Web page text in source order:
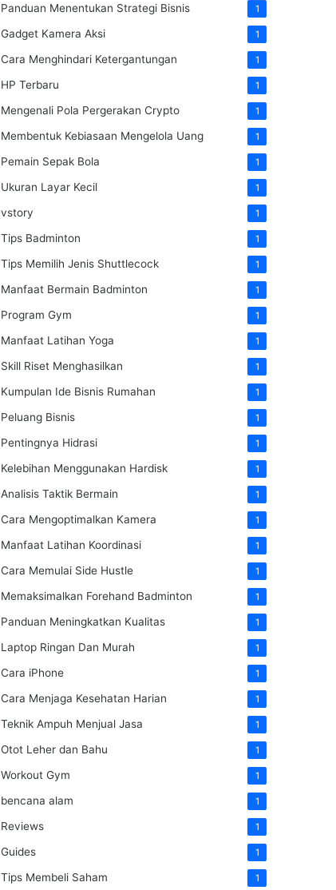
Panduan Menentukan Strategi Bisnis 1
Gadget Kamera Aksi 1
Cara Menghindari Ketergantungan 1
HP Terbaru 1
Mengenali Pola Pergerakan Crypto 1
Membentuk Kebiasaan Mengelola Uang 1
Pemain Sepak Bola 1
Ukuran Layar Kecil 1
vstory 1
Tips Badminton 1
Tips Memilih Jenis Shuttlecock 1
Manfaat Bermain Badminton 1
Program Gym 1
Manfaat Latihan Yoga 1
Skill Riset Menghasilkan 1
Kumpulan Ide Bisnis Rumahan 1
Peluang Bisnis 1
Pentingnya Hidrasi 1
Kelebihan Menggunakan Hardisk 1
Analisis Taktik Bermain 1
Cara Mengoptimalkan Kamera 1
Manfaat Latihan Koordinasi 1
Cara Memulai Side Hustle 1
Memaksimalkan Forehand Badminton 1
Panduan Meningkatkan Kualitas 1
Laptop Ringan Dan Murah 1
Cara iPhone 1
Cara Menjaga Kesehatan Harian 1
Teknik Ampuh Menjual Jasa 1
Otot Leher dan Bahu 1
Workout Gym 1
bencana alam 1
Reviews 1
Guides 1
Tips Membeli Saham 1